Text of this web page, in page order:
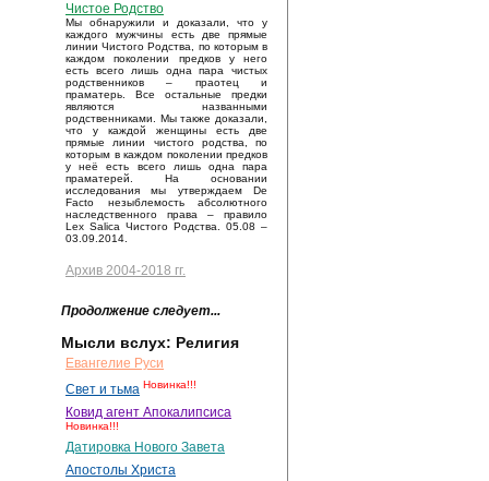
Чистое Родство
Мы обнаружили и доказали, что у
каждого мужчины есть две прямые
линии Чистого Родства, по которым в
каждом поколении предков у него
есть всего лишь одна пара чистых
родственников – праотец и
праматерь. Все остальные предки
являются названными
родственниками. Мы также доказали,
что у каждой женщины есть две
прямые линии чистого родства, по
которым в каждом поколении предков
у неё есть всего лишь одна пара
праматерей. На основании
исследования мы утверждаем De
Facto незыблемость абсолютного
наследственного права – правило
Lex Salica Чистого Родства. 05.08 –
03.09.2014.
Архив 2004-2018 гг.
Продолжение следует...
Мысли вслух: Религия
Евангелие Руси
Свет и тьма Новинка!!!
Ковид агент Апокалипсиса
Новинка!!!
Датировка Нового Завета
Апостолы Христа